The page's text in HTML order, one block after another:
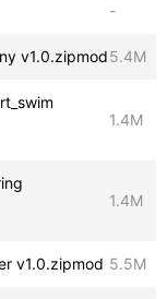
-
v1.0.zipmod5.4M
1.4M
1.4M
v1.0.zipmod 5.5M